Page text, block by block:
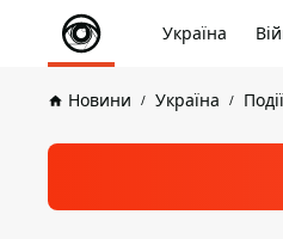
Україна
Новини Україна Події